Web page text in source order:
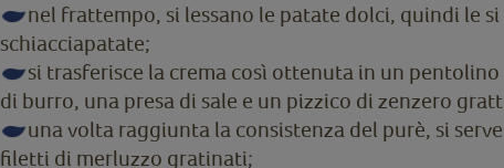
nel frattempo, si lessano le patate dolci, quindi le
schiacciapatate;
si trasferisce la crema così ottenuta in un pentolino
di burro, una presa di sale e un pizzico di zenzero
una volta raggiunta la consistenza del purè, si
filetti di merluzzo gratinati;